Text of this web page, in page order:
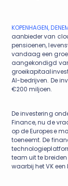
KOPENHAGEN,
aanbieder van
pensioenen,
vandaag een
aangekondigd
AI-bedrijven. De
€200 miljoen.
De investering
Finance, nu de
op de Europese
toeneemt. De
team uit te
waarbij het VK